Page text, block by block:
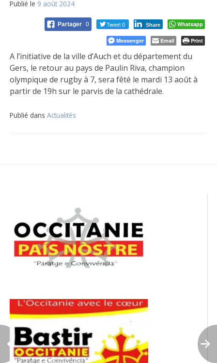
Publié le 9 août 2024
Partager 0 Tweet 0 Share Whatsapp
Messenger Email Print
A l’initiative de la ville d’Auch et du département du
Gers, le retour au pays de Paulin Riva, champion
olympique de rugby à 7, sera fêté le mardi 13 août à
partir de 19h sur le parvis de la cathédrale.
Publié dans Actualités